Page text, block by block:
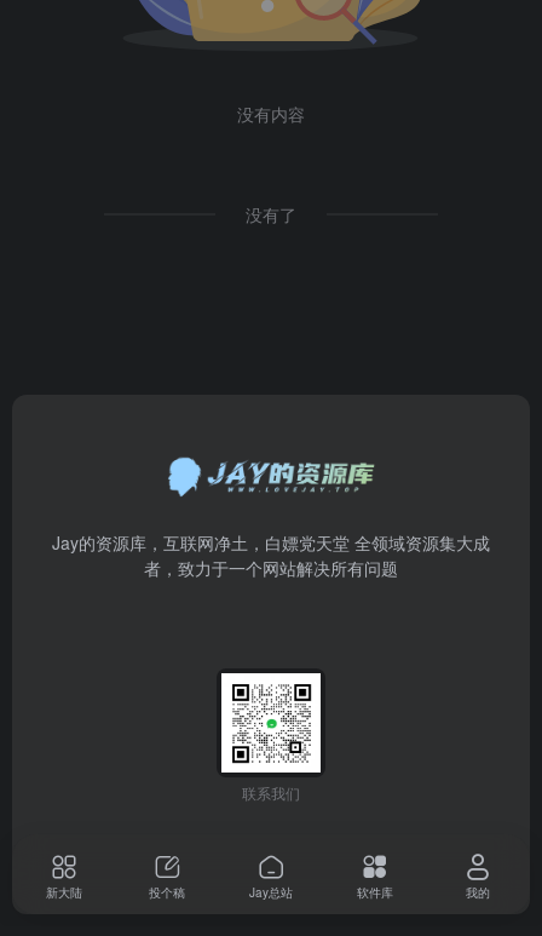
没有内容
没有了
Jay的资源库，互联网净土，白嫖党天堂 全领域资源集大成
者，致力于一个网站解决所有问题
联系我们
新大陆 投个稿 Jay总站 软件库 我的